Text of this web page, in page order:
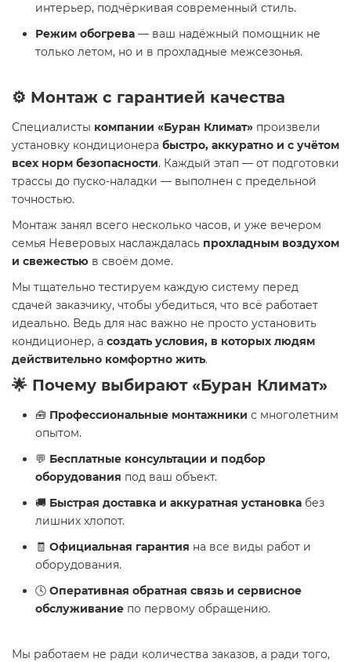
интерьер, подчёркивая современный стиль.
Режим обогрева — ваш надёжный помощник не
только летом, но и в прохладные межсезонья.
⚙️ Монтаж с гарантией качества
Специалисты компании «Буран Климат» произвели
установку кондиционера быстро, аккуратно и с учётом
всех норм безопасности. Каждый этап — от подготовки
трассы до пуско-наладки — выполнен с предельной
точностью.
Монтаж занял всего несколько часов, и уже вечером
семья Неверовых наслаждалась прохладным воздухом
и свежестью в своём доме.
Мы тщательно тестируем каждую систему перед
сдачей заказчику, чтобы убедиться, что всё работает
идеально. Ведь для нас важно не просто установить
кондиционер, а создать условия, в которых людям
действительно комфортно жить.
🌟 Почему выбирают «Буран Климат»
🧰 Профессиональные монтажники с многолетним
опытом.
💬 Бесплатные консультации и подбор
оборудования под ваш объект.
🚚 Быстрая доставка и аккуратная установка без
лишних хлопот.
🧾 Официальная гарантия на все виды работ и
оборудования.
🕓 Оперативная обратная связь и сервисное
обслуживание по первому обращению.
Мы работаем не ради количества заказов, а ради того,